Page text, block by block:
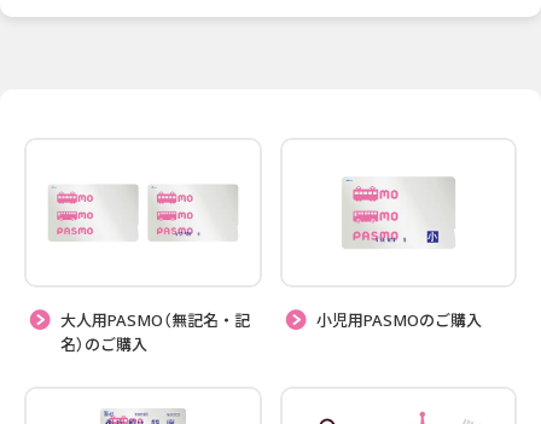
大人用PASMO（無記名・記
名）のご購入
小児用PASMOのご購入